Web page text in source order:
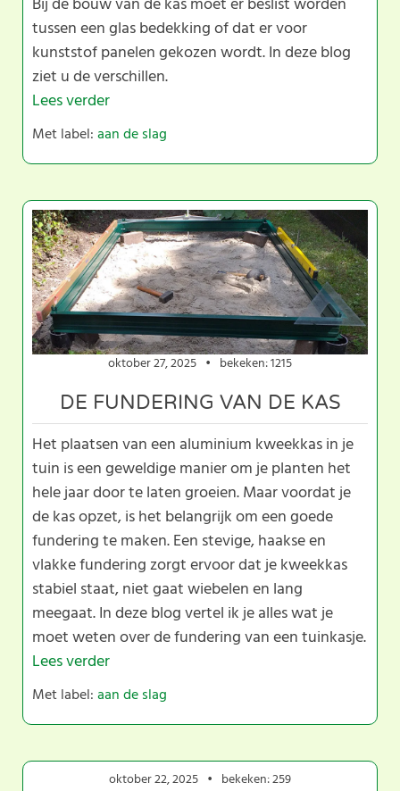
tussen een glas bedekking of dat er voor
kunststof panelen gekozen wordt. In deze blog
ziet u de verschillen.
Lees verder
Met label:aan de slag
oktober 27, 2025 bekeken: 1215
DE FUNDERING VAN DE KAS
Het plaatsen van een aluminium kweekkas in je
tuin is een geweldige manier om je planten het
hele jaar door te laten groeien. Maar voordat je
de kas opzet, is het belangrijk om een goede
fundering te maken. Een stevige, haakse en
vlakke fundering zorgt ervoor dat je kweekkas
stabiel staat, niet gaat wiebelen en lang
meegaat. In deze blog vertel ik je alles wat je
moet weten over de fundering van een tuinkasje.
Lees verder
Met label:aan de slag
oktober 22, 2025 bekeken: 259